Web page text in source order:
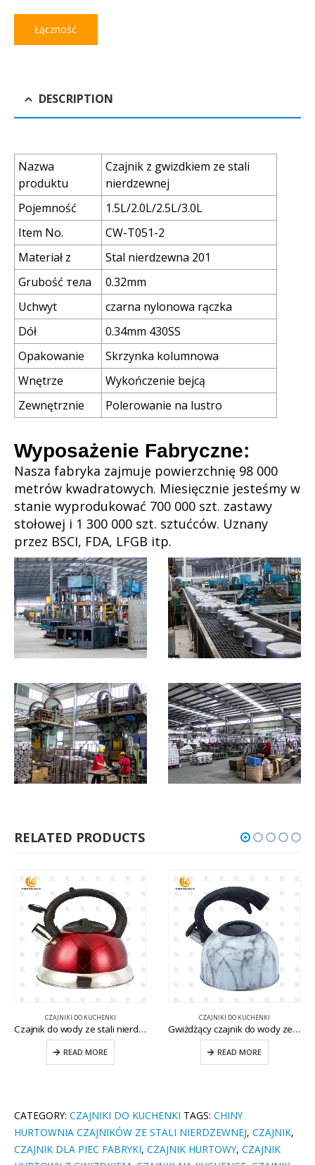
Łączność
DESCRIPTION
Nazwa
produktu
Czajnik z gwizdkiem ze stali
nierdzewnej
Pojemność
1.5L/2.0L/2.5L/3.0L
Item No.
CW-T051-2
Materiał z
Stal nierdzewna 201
Grubość тела
0.32mm
Uchwyt
czarna nylonowa rączka
Dół
0.34mm 430SS
Opakowanie
Skrzynka kolumnowa
Wnętrze
Wykończenie bejcą
Zewnętrznie
Polerowanie na lustro
Wyposażenie Fabryczne:
Nasza fabryka zajmuje powierzchnię 98 000
metrów kwadratowych. Miesięcznie jesteśmy w
stanie wyprodukować 700 000 szt. zastawy
stołowej i 1 300 000 szt. sztućców. Uznany
przez BSCI, FDA, LFGB itp.
RELATED PRODUCTS
CZAJNIKI DO KUCHENKI
Gwiżdżący czajnik do wody ze stali nierdzewnej CW-T009-1
READ MORE
CZAJNIKI DO KUCHENKI
Gwizdek ze stali nierdzewnej do kuchenki CW-T056
READ MORE
CATEGORY: CZAJNIKI DO KUCHENKI TAGS: CHINY
HURTOWNIA CZAJNIKÓW ZE STALI NIERDZEWNEJ, CZAJNIK,
CZAJNIK DLA PIEC FABRYKI, CZAJNIK HURTOWY, CZAJNIK